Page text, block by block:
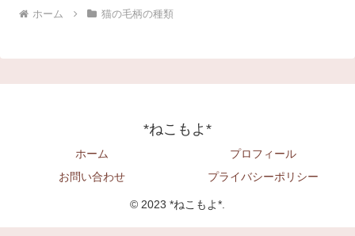
ホーム 猫の毛柄の種類
*ねこもよ*
ホーム
プロフィール
お問い合わせ
プライバシーポリシー
© 2023 *ねこもよ*.